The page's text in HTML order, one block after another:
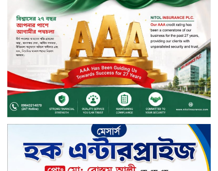
বিদায়ী সপ্তাহে দর বৃদ্ধির শীর্ষে ফারইস্ট
ফাইন্যান্স
বিদায়ী সপ্তাহে লেনদেনের শীর্ষে শার্প
ইন্ডাস্ট্রিজ
চুয়াডাঙ্গায় বিএআরআই’র কৃষি গবেষণা
কেন্দ্র, মেহেরপুর এর আঞ্চলিক রিভিউ
কর্মশালা/২০২৫-২৬ অনুষ্ঠিত
মুসলিম নিকাহ রেজিস্ট্রার কল্যাণ
পরিষদের সম্মেলন অনুষ্ঠিত